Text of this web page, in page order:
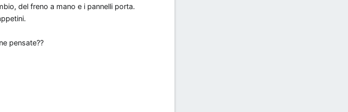
del freno a mano e i pannelli porta.
pensate??